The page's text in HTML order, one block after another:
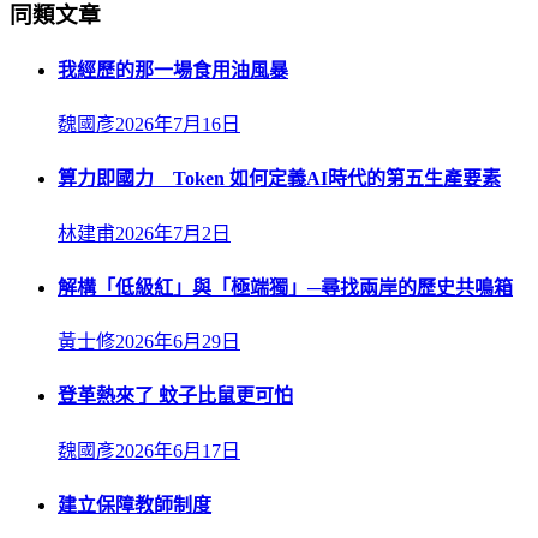
同類文章
我經歷的那一場食用油風暴
魏國彥2026年7月16日
算力即國力 Token 如何定義AI時代的第五生產要素
林建甫2026年7月2日
解構「低級紅」與「極端獨」─尋找兩岸的歷史共鳴箱
黃士修2026年6月29日
登革熱來了 蚊子比鼠更可怕
魏國彥2026年6月17日
建立保障教師制度